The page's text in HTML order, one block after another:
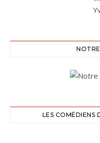
LES COMÉDIENS